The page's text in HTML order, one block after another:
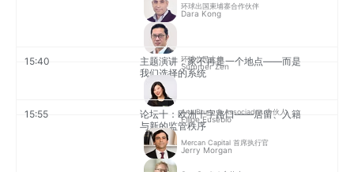
Dara Kong
环球出国柬埔寨合作伙伴
15:40
主题演讲：家不再是一个地点——而是
我们选择的系统
Summer Zen
环球公民大使
15:55
论坛十：欧洲十字路口——居留、入籍
与新的监管秩序
Filipe Eusebio
Ana Bruno & Associados 合伙人
Jerry Morgan
Mercan Capital 首席执行官